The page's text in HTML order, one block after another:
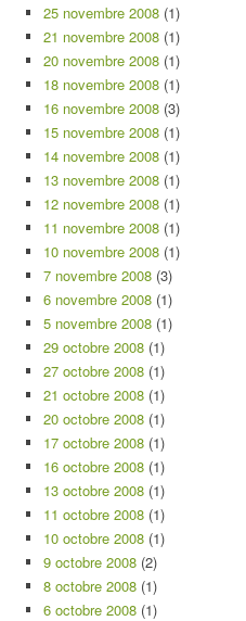
25 novembre 2008 (1)
21 novembre 2008 (1)
20 novembre 2008 (1)
18 novembre 2008 (1)
16 novembre 2008 (3)
15 novembre 2008 (1)
14 novembre 2008 (1)
13 novembre 2008 (1)
12 novembre 2008 (1)
11 novembre 2008 (1)
10 novembre 2008 (1)
7 novembre 2008 (3)
6 novembre 2008 (1)
5 novembre 2008 (1)
29 octobre 2008 (1)
27 octobre 2008 (1)
21 octobre 2008 (1)
20 octobre 2008 (1)
17 octobre 2008 (1)
16 octobre 2008 (1)
13 octobre 2008 (1)
11 octobre 2008 (1)
10 octobre 2008 (1)
9 octobre 2008 (2)
8 octobre 2008 (1)
6 octobre 2008 (1)